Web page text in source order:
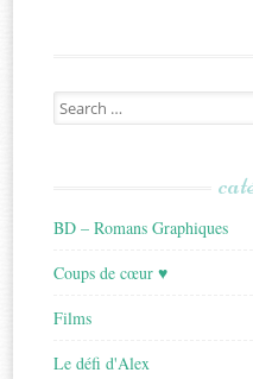
Search
for:
BD – Romans Graphiques
Coups de cœur ♥
Films
Le défi d'Alex